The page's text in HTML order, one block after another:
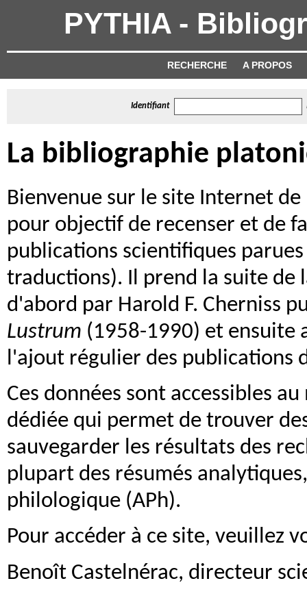
PYTHIA -
RECHERCHE A PROPOS
Identifiant
La bibliographie
Bienvenue sur le site Internet
pour objectif de recenser et de
publications scientifiques
traductions). Il prend la suite
d'abord par Harold F. Cherniss
Lustrum (1958-1990) et ensuite
l'ajout régulier des publications
Ces données sont accessibles
dédiée qui permet de trouver
sauvegarder les résultats des
plupart des résumés
philologique (APh).
Pour accéder à ce site, veuillez
Benoît Castelnérac, directeur